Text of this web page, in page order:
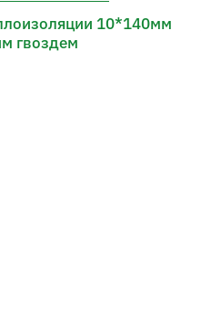
10*140мм
гвоздем